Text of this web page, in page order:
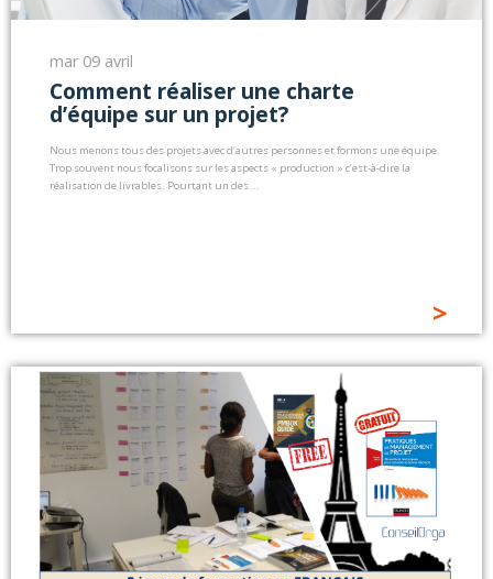
mar 09 avril
Comment réaliser une charte
d’équipe sur un projet?
Nous menons tous des projets avec d’autres personnes et formons une équipe.
Trop souvent nous focalisons sur les aspects « production » c’est-à-dire la
réalisation de livrables. Pourtant un des …
>